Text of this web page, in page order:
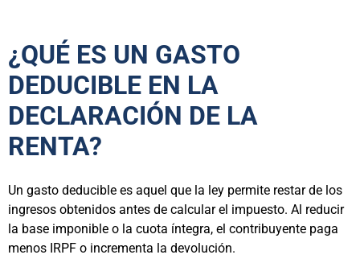
¿QUÉ ES UN GASTO
DEDUCIBLE EN LA
DECLARACIÓN DE LA
RENTA?
Un gasto deducible es aquel que la ley permite restar de los
ingresos obtenidos antes de calcular el impuesto. Al reducir
la base imponible o la cuota íntegra, el contribuyente paga
menos IRPF o incrementa la devolución.